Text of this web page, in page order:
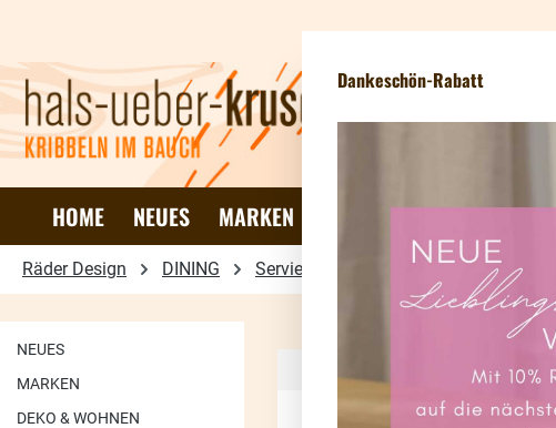
HOME NEUES MARKEN DEKO & WOHNEN
Räder Design DINING Servietten
NEUES
MARKEN
DEKO & WOHNEN
Dankeschön-Rabatt